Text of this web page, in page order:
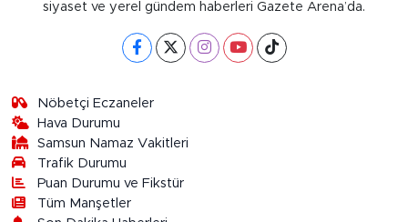
siyaset ve yerel gündem haberleri Gazete Arena’da.
Nöbetçi Eczaneler
Hava Durumu
Samsun Namaz Vakitleri
Trafik Durumu
Puan Durumu ve Fikstür
Tüm Manşetler